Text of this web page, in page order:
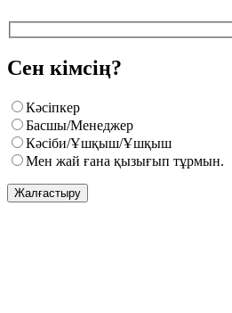
Сен кімсің?
Кәсіпкер
Басшы/Менеджер
Кәсіби/Ұшқыш/Ұшқыш
Мен жай ғана қызығып тұрмын.
Жалғастыру